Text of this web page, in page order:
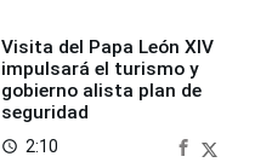
Visita del Papa León XIV
impulsará el turismo y
gobierno alista plan de
seguridad
access_time 2:10